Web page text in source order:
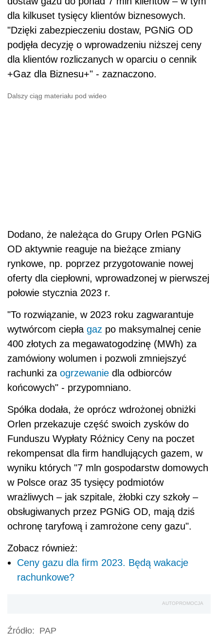
dla kilkuset tysięcy klientów biznesowych.
"Dzięki zabezpieczeniu dostaw, PGNiG OD
podjęła decyzję o wprowadzeniu niższej ceny
dla klientów rozliczanych w oparciu o cennik
+Gaz dla Biznesu+" - zaznaczono.
Dalszy ciąg materiału pod wideo
Dodano, że należąca do Grupy Orlen PGNiG
OD aktywnie reaguje na bieżące zmiany
rynkowe, np. poprzez przygotowanie nowej
oferty dla ciepłowni, wprowadzonej w pierwszej
połowie stycznia 2023 r.
"To rozwiązanie, w 2023 roku zagwarantuje
wytwórcom ciepła gaz po maksymalnej cenie
400 złotych za megawatogodzinę (MWh) za
zamówiony wolumen i pozwoli zmniejszyć
rachunki za ogrzewanie dla odbiorców
końcowych" - przypomniano.
Spółka dodała, że oprócz wdrożonej obniżki
Orlen przekazuje część swoich zysków do
Funduszu Wypłaty Różnicy Ceny na poczet
rekompensat dla firm handlujących gazem, w
wyniku których "7 mln gospodarstw domowych
w Polsce oraz 35 tysięcy podmiotów
wrażliwych – jak szpitale, żłobki czy szkoły –
obsługiwanych przez PGNiG OD, mają dziś
ochronę taryfową i zamrożone ceny gazu".
Zobacz również:
Ceny gazu dla firm 2023. Będą wakacje
rachunkowe?
AUTOPROMOCJA
Źródło: PAP